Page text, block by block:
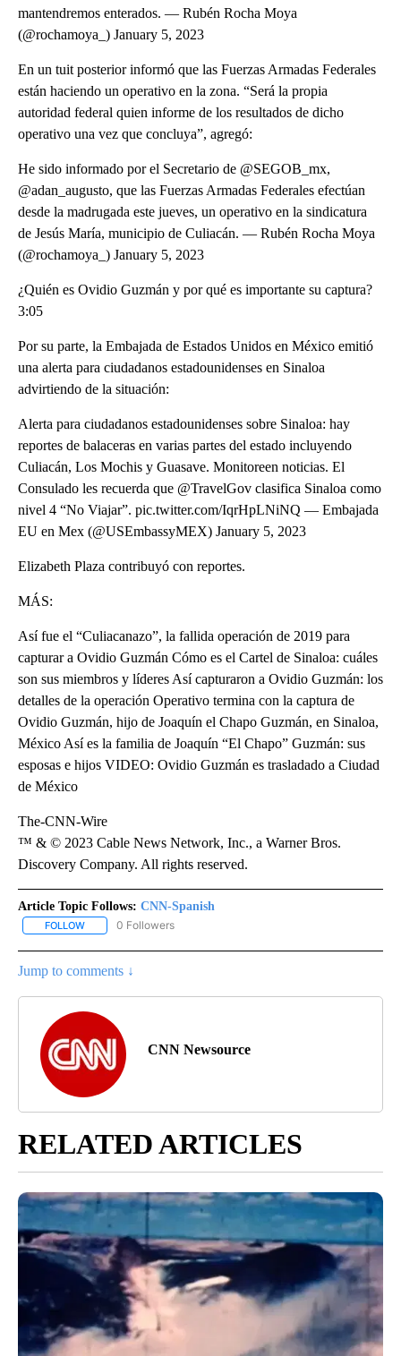
mantendremos enterados. — Rubén Rocha Moya
(@rochamoya_) January 5, 2023
En un tuit posterior informó que las Fuerzas Armadas Federales
están haciendo un operativo en la zona. “Será la propia
autoridad federal quien informe de los resultados de dicho
operativo una vez que concluya”, agregó:
He sido informado por el Secretario de @SEGOB_mx,
@adan_augusto, que las Fuerzas Armadas Federales efectúan
desde la madrugada este jueves, un operativo en la sindicatura
de Jesús María, municipio de Culiacán. — Rubén Rocha Moya
(@rochamoya_) January 5, 2023
¿Quién es Ovidio Guzmán y por qué es importante su captura?
3:05
Por su parte, la Embajada de Estados Unidos en México emitió
una alerta para ciudadanos estadounidenses en Sinaloa
advirtiendo de la situación:
Alerta para ciudadanos estadounidenses sobre Sinaloa: hay
reportes de balaceras en varias partes del estado incluyendo
Culiacán, Los Mochis y Guasave. Monitoreen noticias. El
Consulado les recuerda que @TravelGov clasifica Sinaloa como
nivel 4 “No Viajar”. pic.twitter.com/IqrHpLNiNQ — Embajada
EU en Mex (@USEmbassyMEX) January 5, 2023
Elizabeth Plaza contribuyó con reportes.
MÁS:
Así fue el “Culiacanazo”, la fallida operación de 2019 para
capturar a Ovidio Guzmán Cómo es el Cartel de Sinaloa: cuáles
son sus miembros y líderes Así capturaron a Ovidio Guzmán: los
detalles de la operación Operativo termina con la captura de
Ovidio Guzmán, hijo de Joaquín el Chapo Guzmán, en Sinaloa,
México Así es la familia de Joaquín “El Chapo” Guzmán: sus
esposas e hijos VIDEO: Ovidio Guzmán es trasladado a Ciudad
de México
The-CNN-Wire
™ & © 2023 Cable News Network, Inc., a Warner Bros.
Discovery Company. All rights reserved.
Article Topic Follows: CNN-Spanish
FOLLOW FOLLOW "CNN-SPANISH" TO RECEIVE NOTIFICATIONS ABOUT
0 Followers
Jump to comments ↓
CNN Newsource
RELATED ARTICLES